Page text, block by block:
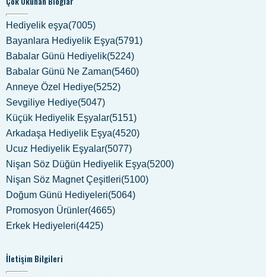
Hediyelik eşya(7005)
Bayanlara Hediyelik Eşya(5791)
Babalar Günü Hediyelik(5224)
Babalar Günü Ne Zaman(5460)
Anneye Özel Hediye(5252)
Sevgiliye Hediye(5047)
Küçük Hediyelik Eşyalar(5151)
Arkadaşa Hediyelik Eşya(4520)
Ucuz Hediyelik Eşyalar(5077)
Nişan Söz Düğün Hediyelik Eşya(5200)
Nişan Söz Magnet Çeşitleri(5100)
Doğum Günü Hediyeleri(5064)
Promosyon Ürünler(4665)
Erkek Hediyeleri(4425)
İletişim Bilgileri